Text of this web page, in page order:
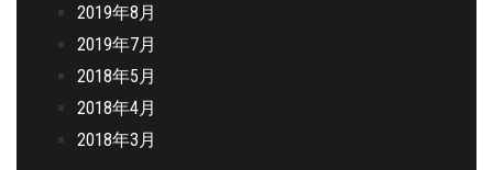
2019年8月
2019年7月
2018年5月
2018年4月
2018年3月